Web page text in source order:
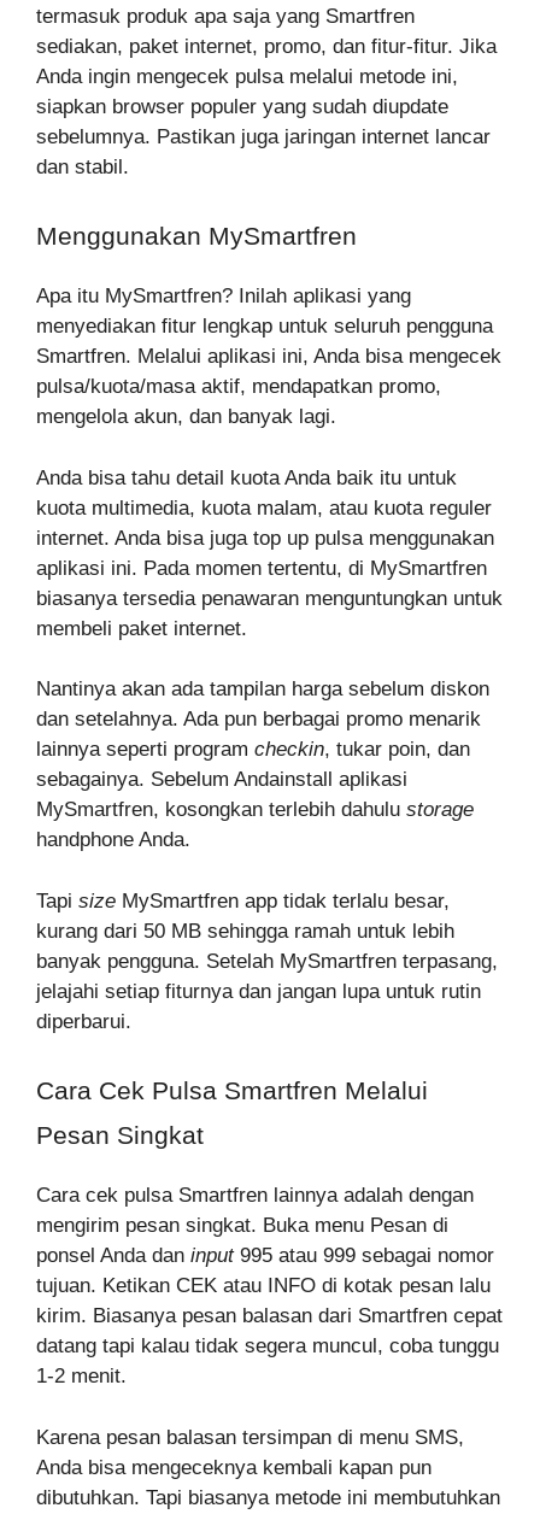
termasuk produk apa saja yang Smartfren
sediakan, paket internet, promo, dan fitur-fitur. Jika
Anda ingin mengecek pulsa melalui metode ini,
siapkan browser populer yang sudah diupdate
sebelumnya. Pastikan juga jaringan internet lancar
dan stabil.
Menggunakan MySmartfren
Apa itu MySmartfren? Inilah aplikasi yang
menyediakan fitur lengkap untuk seluruh pengguna
Smartfren. Melalui aplikasi ini, Anda bisa mengecek
pulsa/kuota/masa aktif, mendapatkan promo,
mengelola akun, dan banyak lagi.
Anda bisa tahu detail kuota Anda baik itu untuk
kuota multimedia, kuota malam, atau kuota reguler
internet. Anda bisa juga top up pulsa menggunakan
aplikasi ini. Pada momen tertentu, di MySmartfren
biasanya tersedia penawaran menguntungkan untuk
membeli paket internet.
Nantinya akan ada tampilan harga sebelum diskon
dan setelahnya. Ada pun berbagai promo menarik
lainnya seperti program checkin, tukar poin, dan
sebagainya. Sebelum Andainstall aplikasi
MySmartfren, kosongkan terlebih dahulu storage
handphone Anda.
Tapi size MySmartfren app tidak terlalu besar,
kurang dari 50 MB sehingga ramah untuk lebih
banyak pengguna. Setelah MySmartfren terpasang,
jelajahi setiap fiturnya dan jangan lupa untuk rutin
diperbarui.
Cara Cek Pulsa Smartfren Melalui
Pesan Singkat
Cara cek pulsa Smartfren lainnya adalah dengan
mengirim pesan singkat. Buka menu Pesan di
ponsel Anda dan input995 atau 999 sebagai nomor
tujuan. Ketikan CEK atau INFO di kotak pesan lalu
kirim. Biasanya pesan balasan dari Smartfren cepat
datang tapi kalau tidak segera muncul, coba tunggu
1-2 menit.
Karena pesan balasan tersimpan di menu SMS,
Anda bisa mengeceknya kembali kapan pun
dibutuhkan. Tapi biasanya metode ini membutuhkan